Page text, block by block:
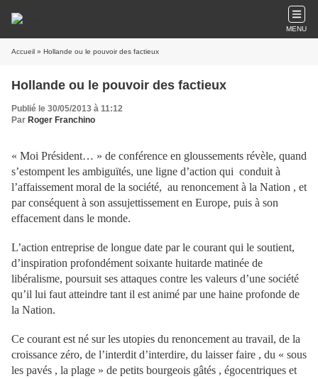
MENU
Accueil » Hollande ou le pouvoir des factieux
Hollande ou le pouvoir des factieux
Publié le 30/05/2013 à 11:12
Par Roger Franchino
« Moi Président… » de conférence en gloussements révèle, quand
s’estompent les ambiguïtés, une ligne d’action qui conduit à
l’affaissement moral de la société, au renoncement à la Nation , et
par conséquent à son assujettissement en Europe, puis à son
effacement dans le monde.
L’action entreprise de longue date par le courant qui le soutient,
d’inspiration profondément soixante huitarde matinée de
libéralisme, poursuit ses attaques contre les valeurs d’une société
qu’il lui faut atteindre tant il est animé par une haine profonde de
la Nation.
Ce courant est né sur les utopies du renoncement au travail, de la
croissance zéro, de l’interdit d’interdire, du laisser faire , du « sous
les pavés , la plage » de petits bourgeois gâtés , égocentriques et